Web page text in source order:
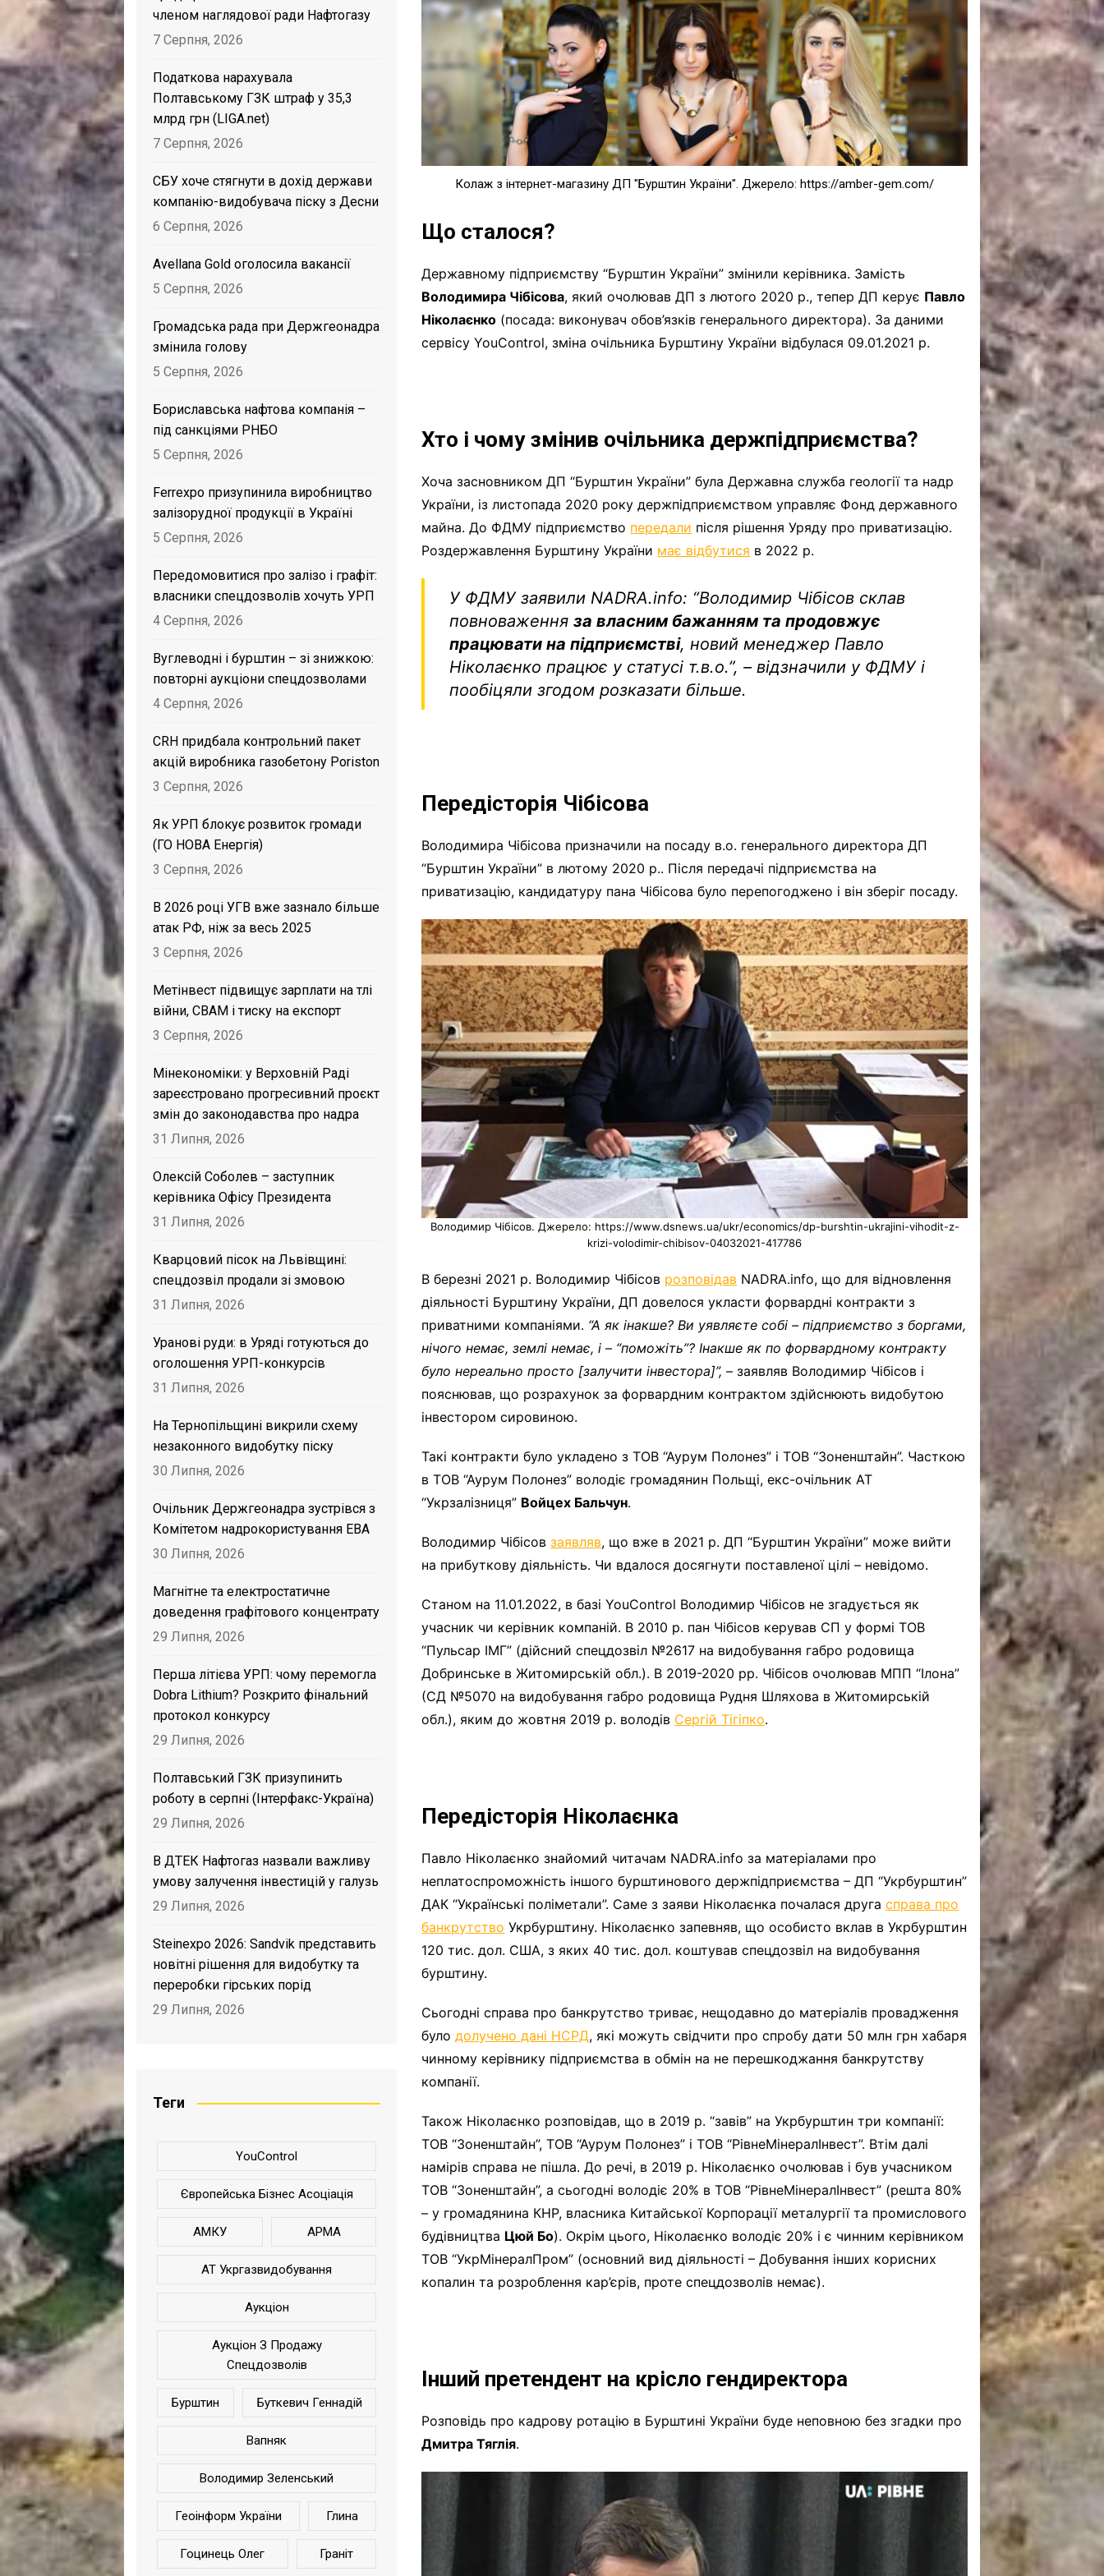
САНКЦІЙНІ НАДРА
БЛОГИ
TECHNO
CRITICAL MINERALS
НАДРА ІНШИХ
ПРО ПРОЕКТ
Колаж з інтернет-магазину ДП "Бурштин України". Джерело: https://amber-gem.com/
Що сталося?
Державному підприємству “Бурштин України” змінили керівника. Замість
Володимира Чібісова, який очолював ДП з лютого 2020 р., тепер ДП керує Павло
Ніколаєнко (посада: виконувач обов’язків генерального директора). За даними
сервісу YouControl, зміна очільника Бурштину України відбулася 09.01.2021 р.
Хто і чому змінив очільника держпідприємства?
Хоча засновником ДП “Бурштин України” була Державна служба геології та надр
України, із листопада 2020 року держпідприємством управляє Фонд державного
майна. До ФДМУ підприємство передали після рішення Уряду про приватизацію.
Роздержавлення Бурштину України має відбутися в 2022 р.
У ФДМУ заявили NADRA.info: “Володимир Чібісов склав
повноваженняза власним бажанням та продовжує
працювати на підприємстві, новий менеджер Павло
Ніколаєнко працює у статусі т.в.о.”, – відзначили у ФДМУ і
пообіцяли згодом розказати більше.
Передісторія Чібісова
Володимира Чібісова призначили на посаду в.о. генерального директора ДП
“Бурштин України” в лютому 2020 р.. Після передачі підприємства на
приватизацію, кандидатуру пана Чібісова було перепогоджено і він зберіг посаду.
Володимир Чібісов. Джерело: https://www.dsnews.ua/ukr/economics/dp-burshtin-ukrajini-vihodit-z-
krizi-volodimir-chibisov-04032021-417786
В березні 2021 р. Володимир Чібісов розповідав NADRA.info, що для відновлення
діяльності Бурштину України, ДП довелося укласти форвардні контракти з
приватними компаніями. “А як інакше? Ви уявляєте собі – підприємство з боргами,
нічого немає, землі немає, і – “поможіть”? Інакше як по форвардному контракту
було нереально просто [залучити інвестора]”, –заявляв Володимир Чібісов і
пояснював, що розрахунок за форвардним контрактом здійснюють видобутою
інвестором сировиною.
Такі контракти було укладено з ТОВ “Аурум Полонез” і ТОВ “Зоненштайн”. Часткою
в ТОВ “Аурум Полонез” володіє громадянин Польщі, екс-очільник АТ
“Укрзалізниця” Войцех Бальчун.
Володимир Чібісовзаявляв, що вже в 2021 р. ДП “Бурштин України” може вийти
на прибуткову діяльність. Чи вдалося досягнути поставленої цілі – невідомо.
Станом на 11.01.2022, в базі YouControl Володимир Чібісов не згадується як
учасник чи керівник компаній. В 2010 р. пан Чібісов керував СП у формі ТОВ
“Пульсар ІМГ” (дійсний спецдозвіл №2617 на видобування габро родовища
Добринське в Житомирській обл.). В 2019-2020 рр. Чібісов очолював МПП “Ілона”
(СД №5070 на видобування габро родовища Рудня Шляхова в Житомирській
обл.), яким до жовтня 2019 р. володів Сергій Тігіпко.
Передісторія Ніколаєнка
Павло Ніколаєнко знайомий читачам NADRA.info за матеріалами про
неплатоспроможність іншого бурштинового держпідприємства – ДП “Укрбурштин”
ДАК “Українські поліметали”. Саме з заяви Ніколаєнка почалася другасправа про
банкрутство Укрбурштину. Ніколаєнко запевняв, що особисто вклав в Укрбурштин
120 тис. дол. США, з яких 40 тис. дол. коштував спецдозвіл на видобування
бурштину.
Сьогодні справа про банкрутство триває, нещодавно до матеріалів провадження
булодолучено дані НСРД, які можуть свідчити про спробу дати 50 млн грн хабаря
чинному керівнику підприємства в обмін на не перешкоджання банкрутству
компанії.
Також Ніколаєнко розповідав, що в 2019 р. “завів” на Укрбурштин три компанії:
ТОВ “Зоненштайн”, ТОВ “Аурум Полонез” і ТОВ “РівнеМінералІнвест”. Втім далі
намірів справа не пішла. До речі, в 2019 р. Ніколаєнко очолював і був учасником
ТОВ “Зоненштайн”, а сьогодні володіє 20% в ТОВ “РівнеМінералІнвест” (решта 80%
– у громадянина КНР, власника Китайської Корпорації металургії та промислового
будівництва Цюй Бо). Окрім цього, Ніколаєнко володіє 20% і є чинним керівником
ТОВ “УкрМінералПром” (основний вид діяльності – Добування інших корисних
копалин та розроблення кар’єрів, проте спецдозволів немає).
Інший претендент на крісло гендиректора
Розповідь про кадрову ротацію в Бурштині України буде неповною без згадки про
Дмитра Тяглія.
членом наглядової ради Нафтогазу
7 Серпня, 2026
Податкова нарахувала
Полтавському ГЗК штраф у 35,3
млрд грн (LIGA.net)
7 Серпня, 2026
СБУ хоче стягнути в дохід держави
компанію-видобувача піску з Десни
6 Серпня, 2026
Avellana Gold оголосила вакансії
5 Серпня, 2026
Громадська рада при Держгеонадра
змінила голову
5 Серпня, 2026
Бориславська нафтова компанія –
під санкціями РНБО
5 Серпня, 2026
Ferrexpo призупинила виробництво
залізорудної продукції в Україні
5 Серпня, 2026
Передомовитися про залізо і графіт:
власники спецдозволів хочуть УРП
4 Серпня, 2026
Вуглеводні і бурштин – зі знижкою:
повторні аукціони спецдозволами
4 Серпня, 2026
CRH придбала контрольний пакет
акцій виробника газобетону Poriston
3 Серпня, 2026
Як УРП блокує розвиток громади
(ГО НОВА Енергія)
3 Серпня, 2026
В 2026 році УГВ вже зазнало більше
атак РФ, ніж за весь 2025
3 Серпня, 2026
Метінвест підвищує зарплати на тлі
війни, CBAM і тиску на експорт
3 Серпня, 2026
Мінекономіки: у Верховній Раді
зареєстровано прогресивний проєкт
змін до законодавства про надра
31 Липня, 2026
Олексій Соболев – заступник
керівника Офісу Президента
31 Липня, 2026
Кварцовий пісок на Львівщині:
спецдозвіл продали зі змовою
31 Липня, 2026
Уранові руди: в Уряді готуються до
оголошення УРП-конкурсів
31 Липня, 2026
На Тернопільщині викрили схему
незаконного видобутку піску
30 Липня, 2026
Очільник Держгеонадра зустрівся з
Комітетом надрокористування EBA
30 Липня, 2026
Магнітне та електростатичне
доведення графітового концентрату
29 Липня, 2026
Перша літієва УРП: чому перемогла
Dobra Lithium? Розкрито фінальний
протокол конкурсу
29 Липня, 2026
Полтавський ГЗК призупинить
роботу в серпні (Інтерфакс-Україна)
29 Липня, 2026
В ДТЕК Нафтогаз назвали важливу
умову залучення інвестицій у галузь
29 Липня, 2026
Steinexpo 2026: Sandvik представить
новітні рішення для видобутку та
переробки гірських порід
29 Липня, 2026
Теги
YouControl
Європейська Бізнес Асоціація
АМКУ АРМА
АТ Укргазвидобування
Аукціон
Аукціон З Продажу
Спецдозволів
Бурштин Буткевич Геннадій
Вапняк
Володимир Зеленський
Геоінформ України Глина
Гоцинець Олег Граніт